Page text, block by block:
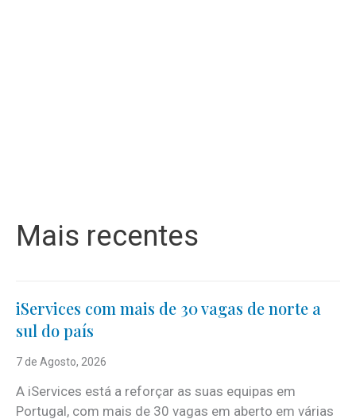
Mais recentes
iServices com mais de 30 vagas de norte a
sul do país
7 de Agosto, 2026
A iServices está a reforçar as suas equipas em
Portugal, com mais de 30 vagas em aberto em várias